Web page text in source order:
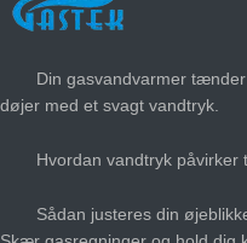
Din gasvandvarmer
døjer med et svagt vandtryk.
Hvordan vandtryk
Sådan justeres din